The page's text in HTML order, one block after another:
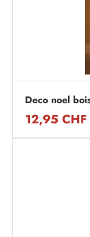
Deco noel
12,95 CHF